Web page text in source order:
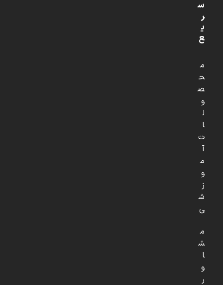
س
ر
ی
ع
م
ح
ص
و
ل
ا
ت
آ
م
و
ز
ش
ی
م
ش
ا
و
ر